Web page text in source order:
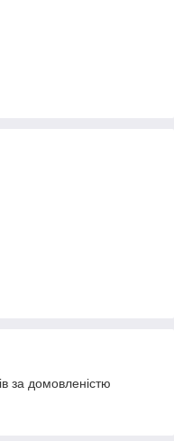
за домовленістю